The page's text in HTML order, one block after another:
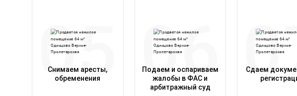
Снимаем аресты,
обременения
Подаем и оспариваем
жалобы в ФАС и
арбитражный суд
Сдаем